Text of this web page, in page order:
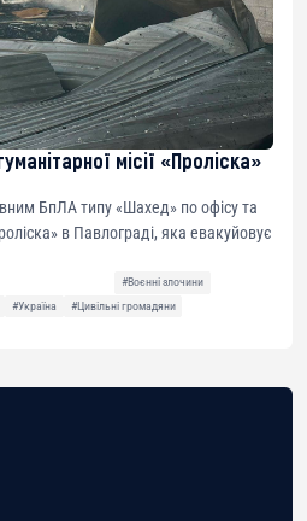
місії «Проліска»
БпЛА типу «Шахед» по офісу та
в Павлограді, яка евакуйовує
#Воєнні злочини
#Україна
#Цивільні громадяни